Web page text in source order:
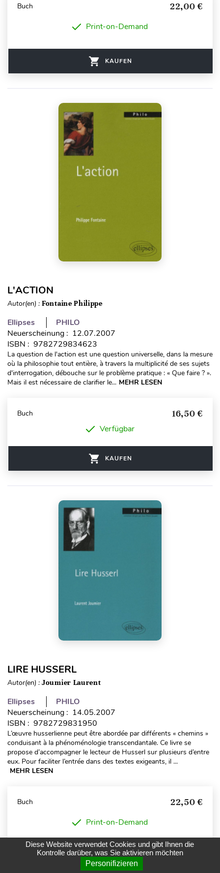
Buch 22,00 €
Print-on-Demand
KAUFEN
L'ACTION
Autor(en) : Fontaine Philippe
Ellipses
PHILO
Neuerscheinung : 12.07.2007
ISBN : 9782729834623
La question de l'action est une question universelle, dans la mesure
où la philosophie tout entière, à travers la multiplicité de ses sujets
d'interrogation, débouche sur le problème pratique : « Que faire ? ».
Mais il est nécessaire de clarifier le... MEHR LESEN
Buch 16,50 €
Verfügbar
KAUFEN
LIRE HUSSERL
Autor(en) : Joumier Laurent
Ellipses
PHILO
Neuerscheinung : 14.05.2007
ISBN : 9782729831950
L’œuvre husserlienne peut être abordée par différents « chemins »
conduisant à la phénoménologie transcendantale. Ce livre se
propose d’accompagner le lecteur de Husserl sur plusieurs d’entre
eux. Pour faciliter l’entrée dans des textes exigeants, il ...
MEHR LESEN
Buch 22,50 €
Print-on-Demand
KAUFEN
Diese Website verwendet Cookies und gibt Ihnen die
Kontrolle darüber, was Sie aktivieren möchten
Personifizieren